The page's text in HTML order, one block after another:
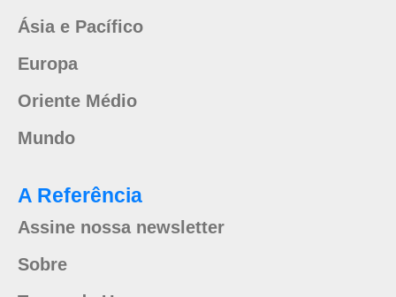
Ásia e Pacífico
Europa
Oriente Médio
Mundo
A Referência
Assine nossa newsletter
Sobre